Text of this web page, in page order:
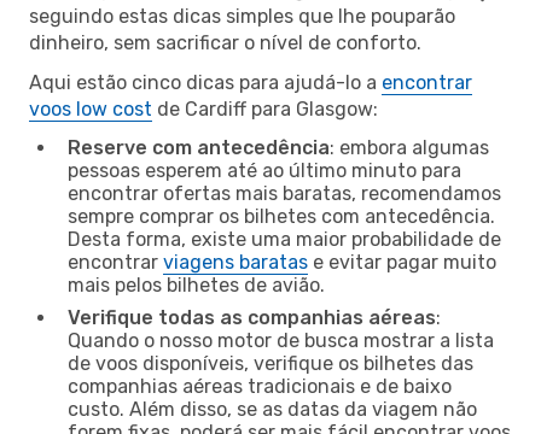
seguindo estas dicas simples que lhe pouparão
dinheiro, sem sacrificar o nível de conforto.
Aqui estão cinco dicas para ajudá-lo a encontrar
voos low cost de Cardiff para Glasgow:
Reserve com antecedência: embora algumas
pessoas esperem até ao último minuto para
encontrar ofertas mais baratas, recomendamos
sempre comprar os bilhetes com antecedência.
Desta forma, existe uma maior probabilidade de
encontrar viagens baratas e evitar pagar muito
mais pelos bilhetes de avião.
Verifique todas as companhias aéreas:
Quando o nosso motor de busca mostrar a lista
de voos disponíveis, verifique os bilhetes das
companhias aéreas tradicionais e de baixo
custo. Além disso, se as datas da viagem não